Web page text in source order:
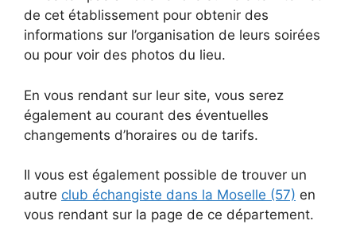
de cet établissement pour obtenir des
informations sur l’organisation de leurs soirées
ou pour voir des photos du lieu.
En vous rendant sur leur site, vous serez
également au courant des éventuelles
changements d’horaires ou de tarifs.
Il vous est également possible de trouver un
autre club échangiste dans la Moselle (57) en
vous rendant sur la page de ce département.